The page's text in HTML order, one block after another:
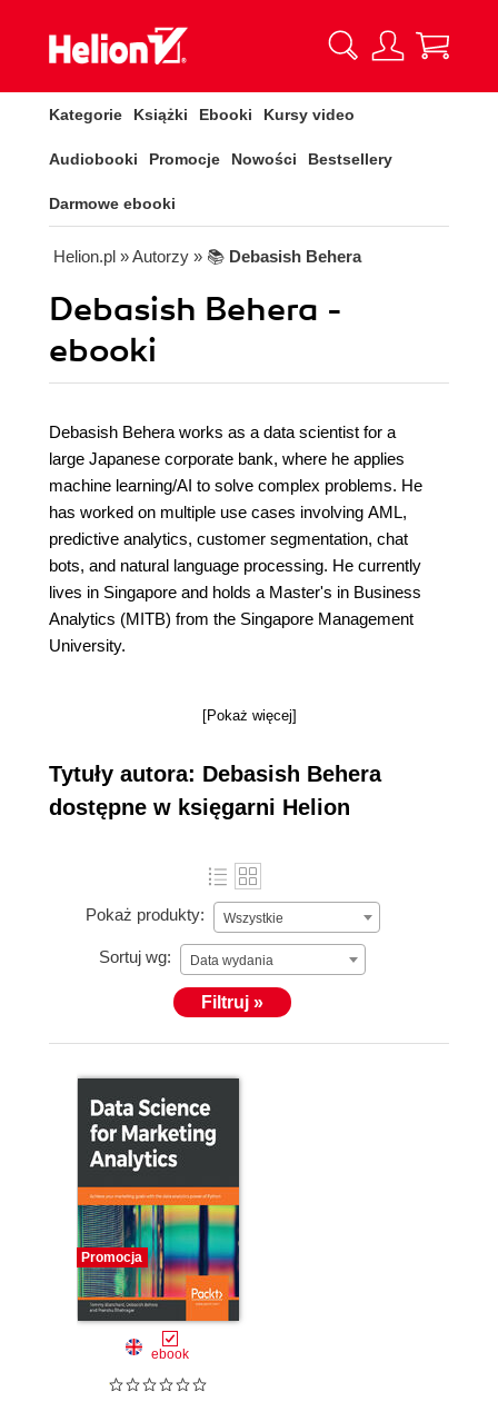
Kategorie Książki Ebooki Kursy video
Audiobooki Promocje Nowości Bestsellery
Darmowe ebooki
Helion.pl » Autorzy » 📚 Debasish Behera
Debasish Behera -
ebooki
Debasish Behera works as a data scientist for a
large Japanese corporate bank, where he applies
machine learning/AI to solve complex problems. He
has worked on multiple use cases involving AML,
predictive analytics, customer segmentation, chat
bots, and natural language processing. He currently
lives in Singapore and holds a Master's in Business
Analytics (MITB) from the Singapore Management
University.
[Pokaż więcej]
Tytuły autora: Debasish Behera
dostępne w księgarni Helion
Pokaż produkty: Wszystkie
Sortuj wg: Data wydania
Filtruj »
Promocja
ebook